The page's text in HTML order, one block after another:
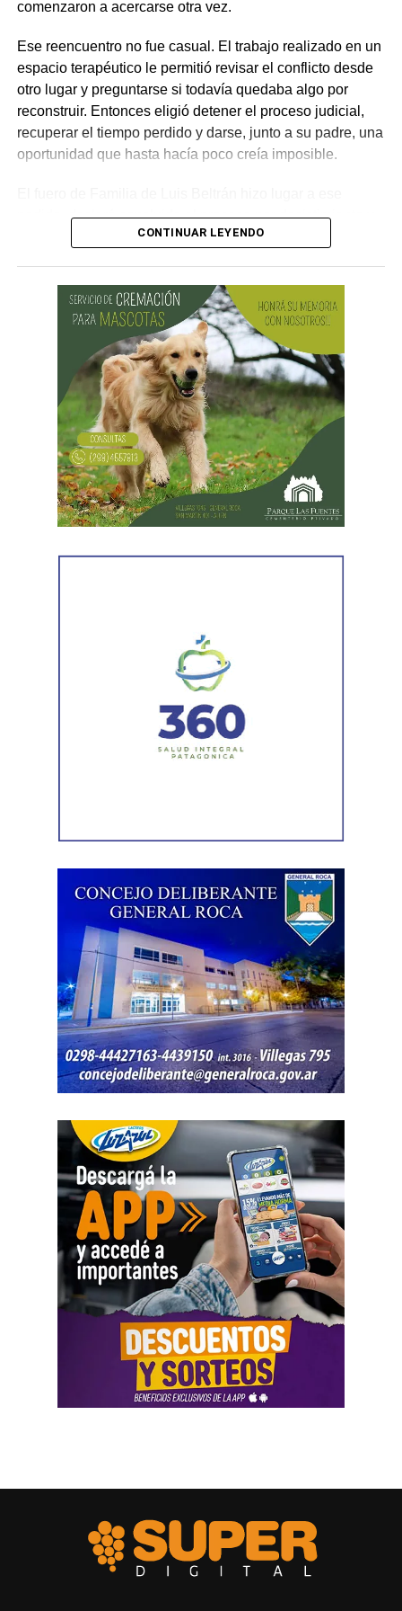
por los daños que considere haber sufrido.
comenzaron a acercarse otra vez.
Ese reencuentro no fue casual. El trabajo realizado en un
espacio terapéutico le permitió revisar el conflicto desde
otro lugar y preguntarse si todavía quedaba algo por
reconstruir. Entonces eligió detener el proceso judicial,
recuperar el tiempo perdido y darse, junto a su padre, una
oportunidad que hasta hacía poco creía imposible.
pedido, declaró concluido el proceso por desistimiento y
ordenó el archivo de las actuaciones. La jueza consideró
El joven había promovido la acción para solicitar la
supresión de su apellido paterno. Durante la etapa inicial
del trámite se incorporó la documentación presentada, se
ordenó la publicación de edictos y se dispusieron
distintas medidas previas. En esa etapa la demanda
todavía no había sido notificada al progenitor.
Al comunicar su decisión de desistir, explicó que el
proceso terapéutico le permitió replantear el conflicto
desde otra perspectiva. Expresó que quería intentar
perdido y brindarse mutuamente una oportunidad antes
la magistrada explicó que el
desistimiento es una forma de poner fin
anticipadamente a un proceso judicial cuando una de
las partes decide no continuar con la acción.
Agregó que el Código Procesal Civil y Comercial autoriza
esa posibilidad siempre que, si la demanda ya fue
concretado, la jueza entendió que estaban cumplidos
todos los requisitos legales para admitir el desistimiento y
declarar extinguido el proceso.
«En virtud de ello entiendo que se encuentran
configurados los recaudos previstos en el artículo 278,
para que opere el desistimiento del proceso por voluntad
de la parte», explicó. Además, se estableció que las
actuaciones permanezcan archivadas en formato digital,
conforme a la normativa vigente del Poder Judicial de Río
Negro.
CONTINUAR LEYENDO